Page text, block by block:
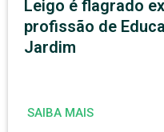
Leigo é flagrado
profissão de
Jardim
SAIBA MAIS